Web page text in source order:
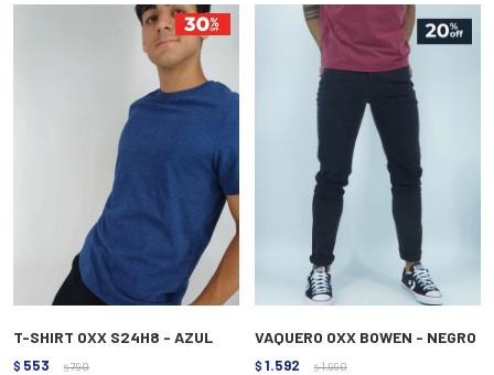
T-SHIRT OXX S24H8 - AZUL
$ 553 $ 790
VAQUERO OXX BOWEN - NEGRO
$ 1.592 $ 1.990